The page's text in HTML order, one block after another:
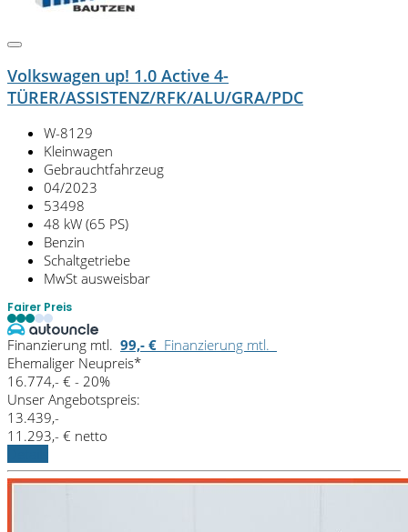
Volkswagen up! 1.0 Active 4-
TÜRER/ASSISTENZ/RFK/ALU/GRA/PDC
W-8129
Kleinwagen
Gebrauchtfahrzeug
04/2023
53498
48 kW (65 PS)
Benzin
Schaltgetriebe
MwSt ausweisbar
Fairer Preis
Finanzierung mtl. 99,- € Finanzierung mtl.
Ehemaliger Neupreis*
16.774,- € - 20%
Unser Angebotspreis:
13.439,-
11.293,- € netto